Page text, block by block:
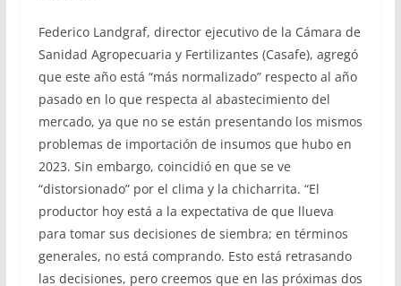
Federico Landgraf, director ejecutivo de la Cámara de
Sanidad Agropecuaria y Fertilizantes (Casafe), agregó
que este año está “más normalizado” respecto al año
pasado en lo que respecta al abastecimiento del
mercado, ya que no se están presentando los mismos
problemas de importación de insumos que hubo en
2023. Sin embargo, coincidió en que se ve
“distorsionado” por el clima y la chicharrita. “El
productor hoy está a la expectativa de que llueva
para tomar sus decisiones de siembra; en términos
generales, no está comprando. Esto está retrasando
las decisiones, pero creemos que en las próximas dos